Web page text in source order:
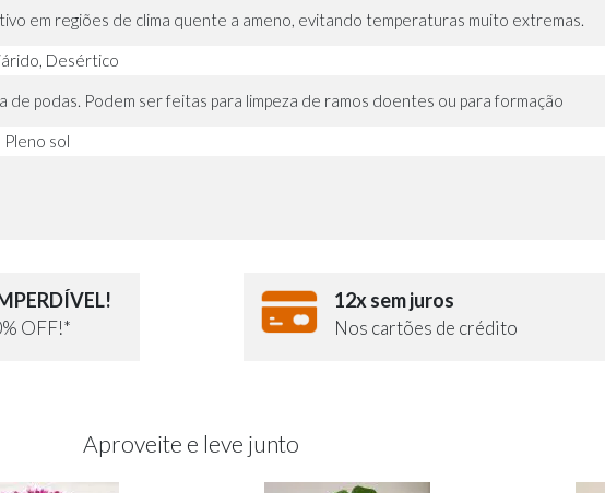
em regiões de clima quente a ameno, evitando temperaturas muito extremas.
Desértico
de podas. Podem ser feitas para limpeza de ramos doentes ou para formação
Pleno sol
OFF!*
12x sem juros
Nos cartões de crédito
Aproveite e leve junto